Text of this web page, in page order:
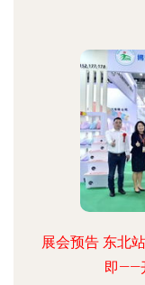
展会预告 东北
即——